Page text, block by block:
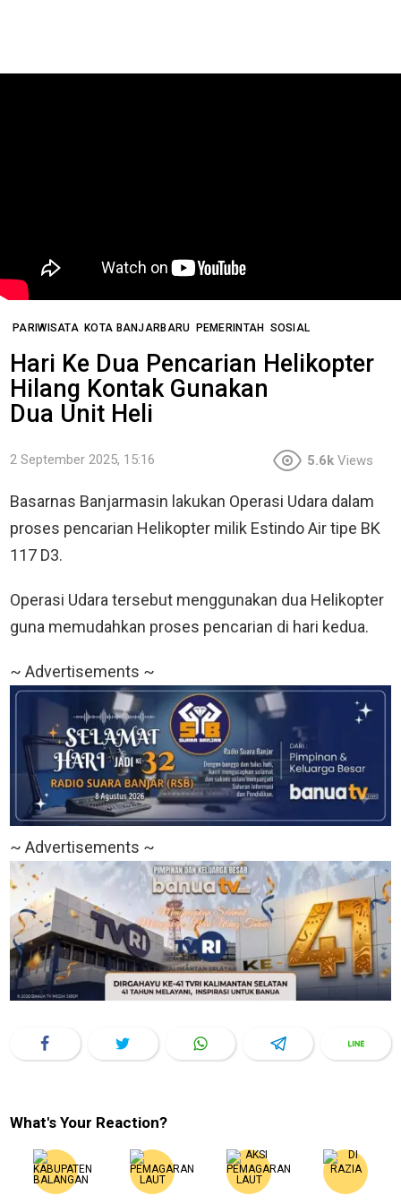
PARIWISATA KOTA BANJARBARU PEMERINTAH SOSIAL
Hari Ke Dua Pencarian Helikopter
Hilang Kontak Gunakan
Dua Unit Heli
2 September 2025, 15:16 5.6k Views
Basarnas Banjarmasin lakukan Operasi Udara dalam
proses pencarian Helikopter milik Estindo Air tipe BK
117 D3.
Operasi Udara tersebut menggunakan dua Helikopter
guna memudahkan proses pencarian di hari kedua.
~ Advertisements ~
~ Advertisements ~
What's Your Reaction?